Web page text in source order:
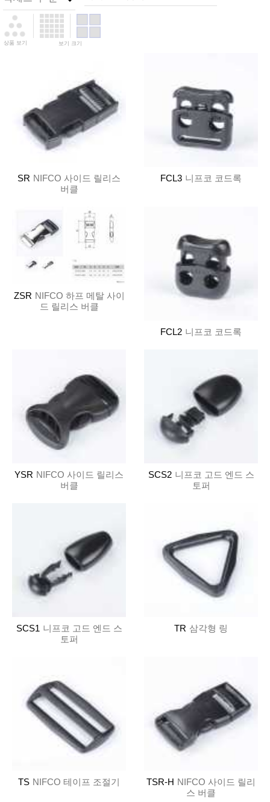
상품 보기 보기 크기
SR NIFCO 사이드 릴리스
버클
FCL3 니프코 코드록
ZSR NIFCO 하프 메탈 사이
드 릴리스 버클
FCL2 니프코 코드록
YSR NIFCO 사이드 릴리스
버클
SCS2 니프코 고드 엔드 스
토퍼
SCS1 니프코 고드 엔드 스
토퍼
TR 삼각형 링
TS NIFCO 테이프 조절기 TSR-H NIFCO 사이드 릴리
스 버클